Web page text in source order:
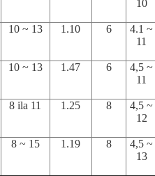
10
10 ~ 13 1.10 6
4.1 ~
11
10 ~ 13 1.47 6
4,5 ~
11
8 ila 11 1.25 8
4,5 ~
12
8 ~ 15 1.19 8
4,5 ~
13